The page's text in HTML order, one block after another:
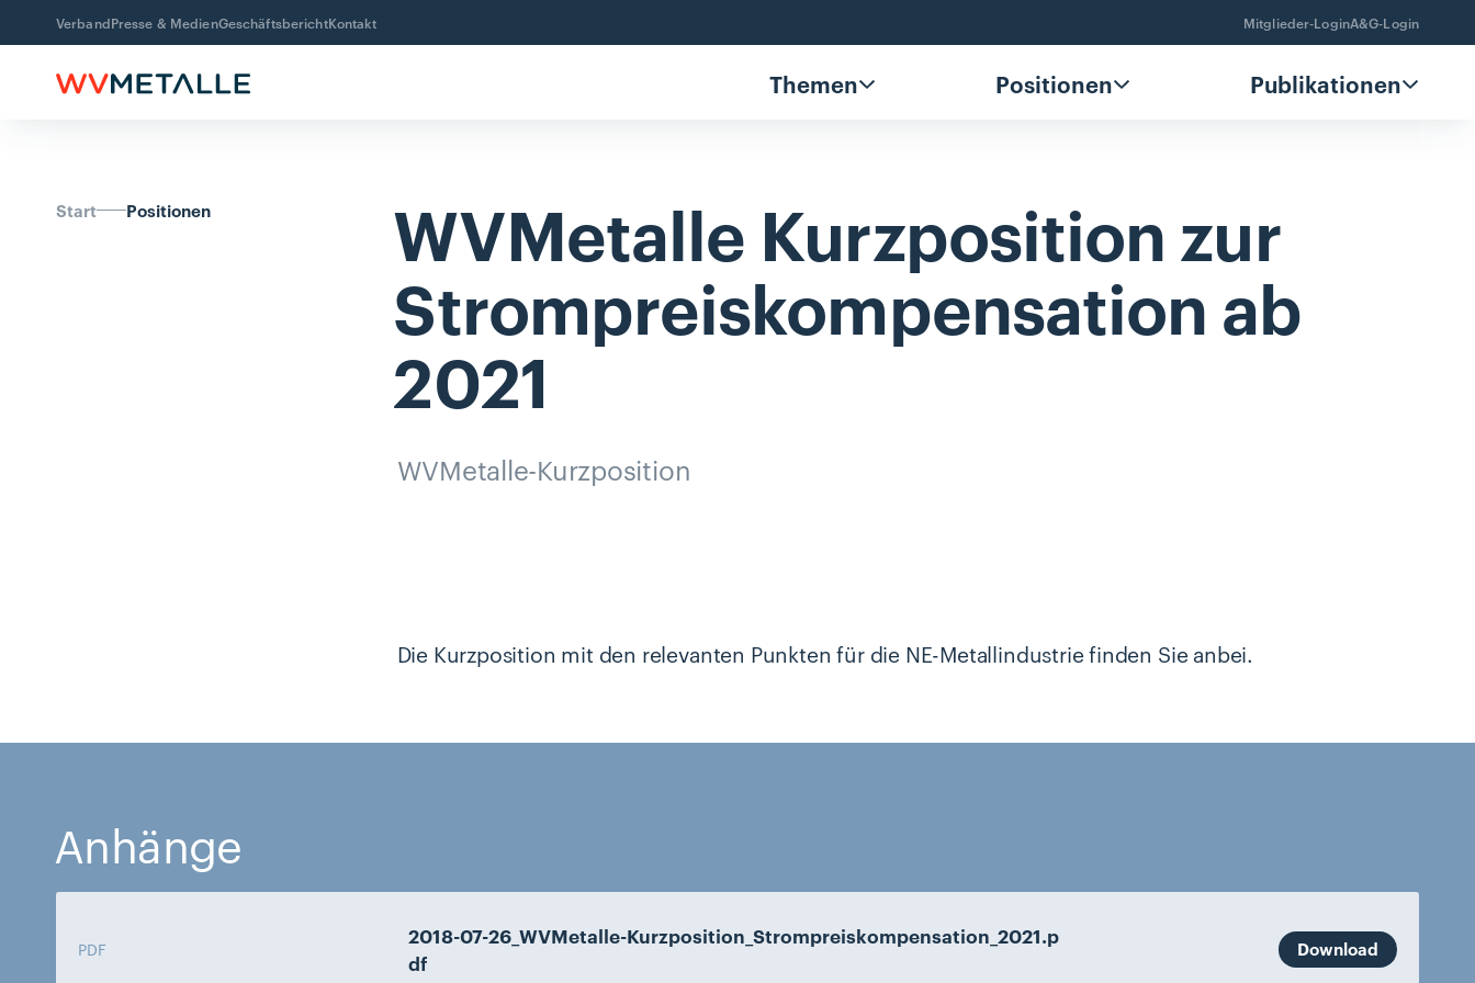
VerbandPresse & MedienGeschäftsberichtKontakt Mitglieder-LoginA&G-Login
Themen Positionen Publikationen
Start Positionen WVMetalle Kurzposition zur
Strompreiskompensation ab
2021
WVMetalle-Kurzposition
Die Kurzposition mit den relevanten Punkten für die NE-Metallindustrie finden Sie anbei.
Anhänge
PDF
2018-07-26_WVMetalle-Kurzposition_Strompreiskompensation_2021.p
df
Download